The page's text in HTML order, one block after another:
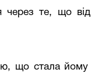
через те, що
що стала йому